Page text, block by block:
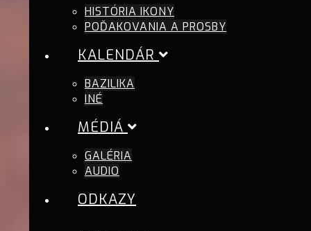
HISTÓRIA IKONY
POĎAKOVANIA A PROSBY
KALENDÁR
BAZILIKA
INÉ
MÉDIÁ
GALÉRIA
AUDIO
ODKAZY